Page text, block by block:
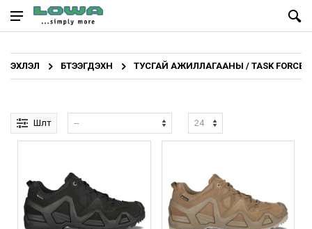
ЭХЛЭЛ БҮТЭЭГДЭХҮҮН ТУСГАЙ АЖИЛЛАГААНЫ / TASK FORCE –
Шүүлт